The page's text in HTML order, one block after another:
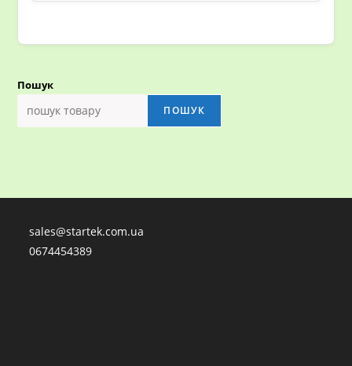
Пошук
ПОШУК
sales@startek.com.ua
0674454389